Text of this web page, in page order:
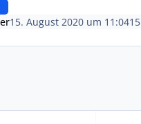
15. August 2020 um 11:04